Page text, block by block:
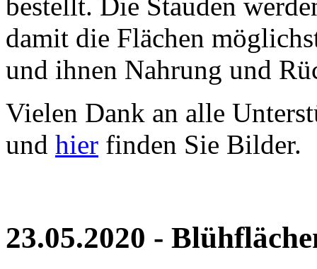
damit die Flächen
und ihnen Nahrung und
Vielen Dank an alle
und hier finden Sie Bilder.
23.05.2020 -